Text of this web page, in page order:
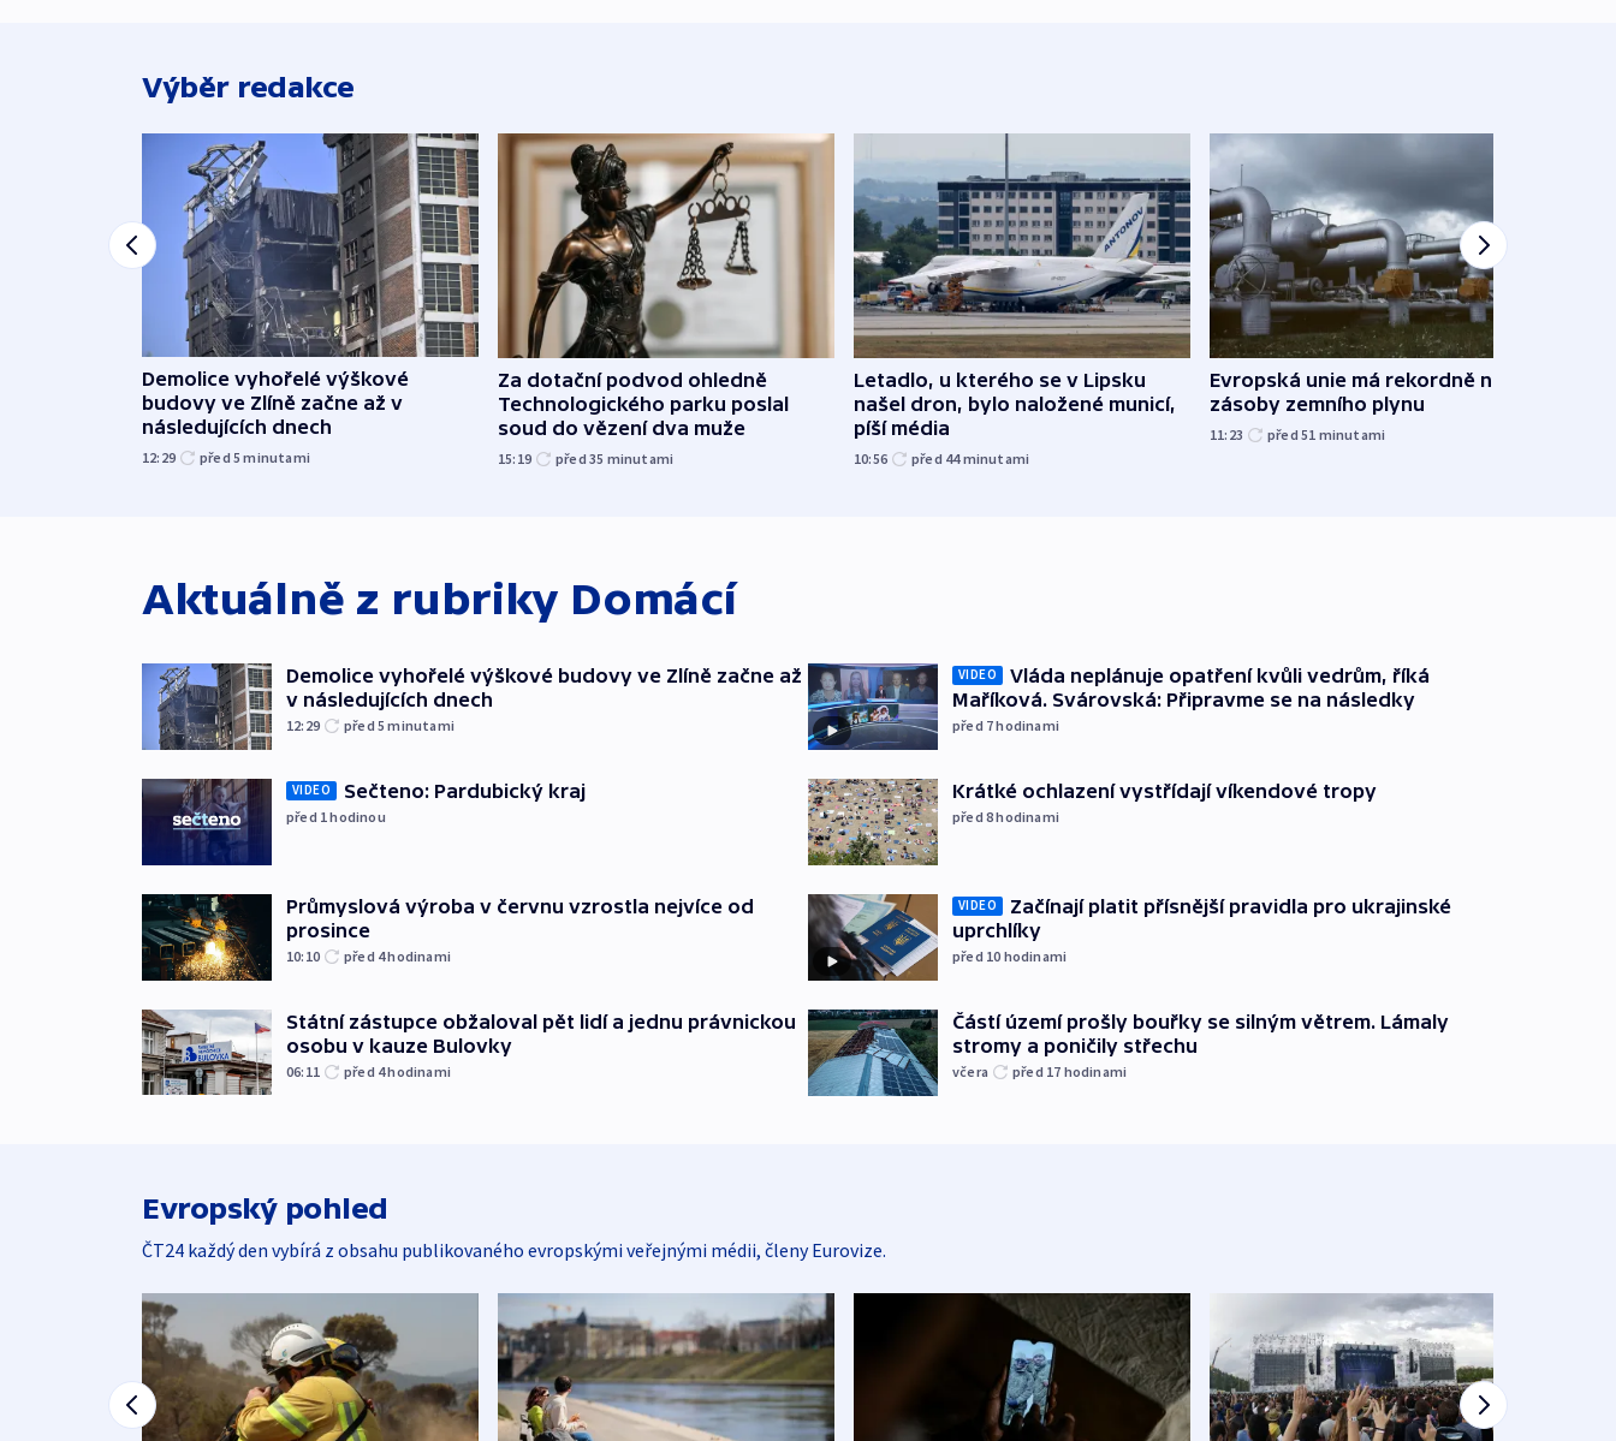
Výběr redakce
Demolice vyhořelé výškové
budovy ve Zlíně začne až v
následujících dnech
12:29 před 5minutami
Za dotační podvod ohledně
Technologického parku poslal
soud do vězení dva muže
15:19 před 35 minutami
Letadlo, u kterého se v Lipsku
našel dron, bylo naložené municí,
píší média
10:56 před 44minutami
Evropská unie má rekordně nízké
zásoby zemního plynu
11:23 před 51 minutami
Aktuálně z rubriky Domácí
Demolice vyhořelé výškové budovy ve Zlíně začne až
v následujících dnech
12:29 před 5minutami
VIDEO Sečteno: Pardubický kraj
před 1hodinou
Průmyslová výroba v červnu vzrostla nejvíce od
prosince
10:10 před 4hodinami
Státní zástupce obžaloval pět lidí a jednu právnickou
osobu v kauze Bulovky
06:11 před 4hodinami
VIDEO
Vláda neplánuje opatření kvůli vedrům, říká
Maříková. Svárovská: Připravme se na následky
před 7hodinami
Krátké ochlazení vystřídají víkendové tropy
před 8hodinami
VIDEO
Začínají platit přísnější pravidla pro ukrajinské
uprchlíky
před 10 hodinami
Částí území prošly bouřky se silným větrem. Lámaly
stromy a poničily střechu
včera před 17 hodinami
Evropský pohled
ČT24 každý den vybírá z obsahu publikovaného evropskými veřejnými médii, členy Eurovize.